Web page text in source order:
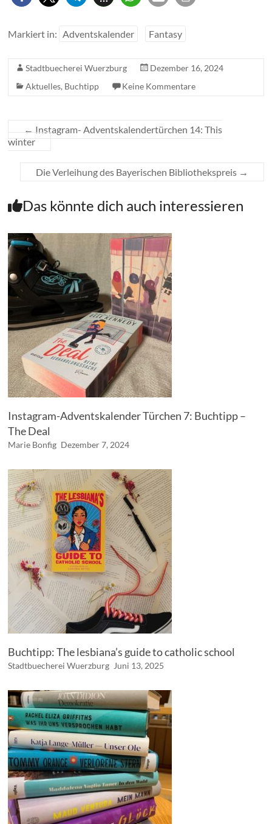
Markiert in: Adventskalender Fantasy
Stadtbuecherei Wuerzburg
Dezember 16, 2024
Aktuelles, Buchtipp Keine Kommentare
← Instagram- Adventskalendertürchen 14: This
winter
Die Verleihung des Bayerischen Bibliothekspreis →
Das könnte dich auch interessieren
Instagram-Adventskalender Türchen 7: Buchtipp –
The Deal
Marie Bonfig Dezember 7, 2024
Buchtipp: The lesbiana’s guide to catholic school
Stadtbuecherei Wuerzburg Juni 13, 2025